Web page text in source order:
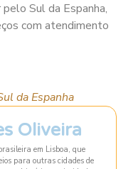
Sul da Espanha,
com atendimento
da Espanha
Oliveira
em Lisboa, que
para outras cidades de